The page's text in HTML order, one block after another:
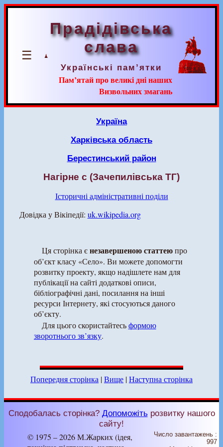
☰
Прадідівська
слава
Українські пам’ятки
Пам’ятай про великі дні наших
Визвольних змагань
Україна
Харківська область
Берестинський район
Нагірне с (Зачепилівська ТГ)
Історичні адміністративні поділи
Довідка у Вікіпедії: uk.wikipedia.org
Ця сторінка єнезавершеною статтеюпро
об’єкт класу «Село». Ви можете допомогти
розвитку проекту, якщо надішлете нам для
публікації на сайті додаткові описи,
бібліографічні дані, посилання на інші
ресурси Інтернету, які стосуються даного
об’єкту.
Для цього скористайтесьформою
зворотнього зв’язку.
Попередня сторінка |Вище |Наступна сторінка
Сподобалась сторінка? Допоможіть розвитку нашого
сайту!
© 1975 – 2026 М.Жарких (ідея,
Число завантажень :
997